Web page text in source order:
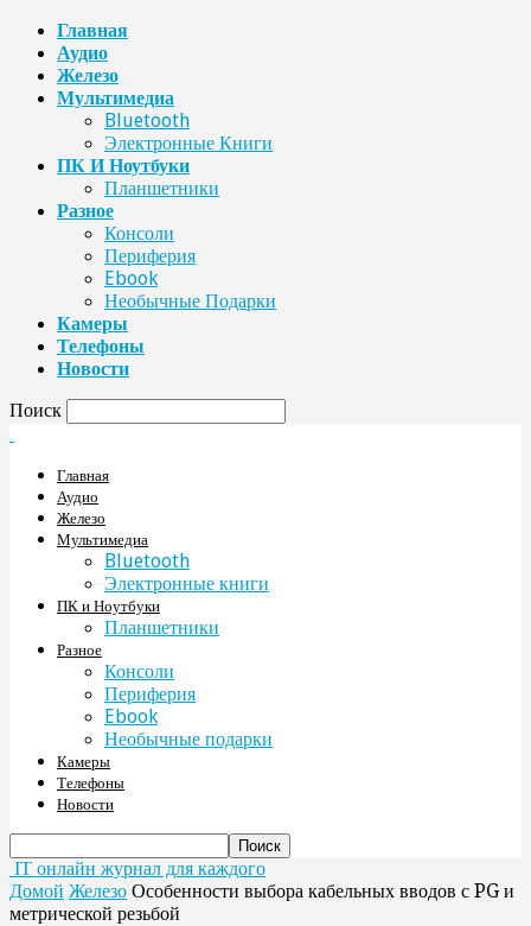
Главная
Аудио
Железо
Мультимедиа
Bluetooth
Электронные Книги
ПК И Ноутбуки
Планшетники
Разное
Консоли
Периферия
Ebook
Необычные Подарки
Камеры
Телефоны
Новости
Поиск
Главная
Аудио
Железо
Мультимедиа
Bluetooth
Электронные книги
ПК и Ноутбуки
Планшетники
Разное
Консоли
Периферия
Ebook
Необычные подарки
Камеры
Телефоны
Новости
IT онлайн журнал для каждого
Домой Железо Особенности выбора кабельных вводов с PG и
метрической резьбой